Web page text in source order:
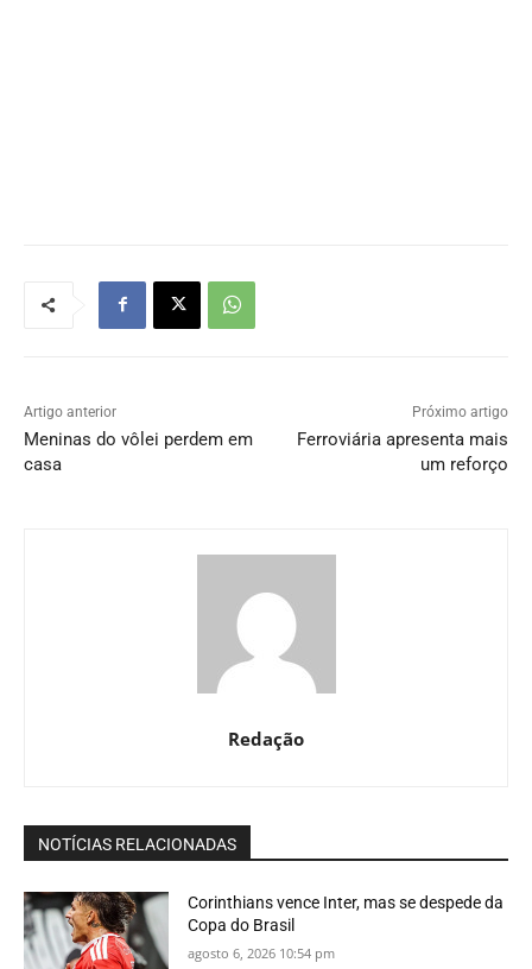
Artigo anterior
Meninas do vôlei perdem em
casa
Próximo artigo
Ferroviária apresenta mais
um reforço
Redação
NOTÍCIAS RELACIONADAS
Corinthians vence Inter, mas se despede da
Copa do Brasil
agosto 6, 2026 10:54 pm